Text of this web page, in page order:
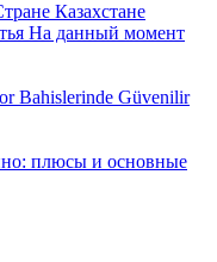
Казахстане
На данный момент
Bahislerinde Güvenilir
плюсы и основные